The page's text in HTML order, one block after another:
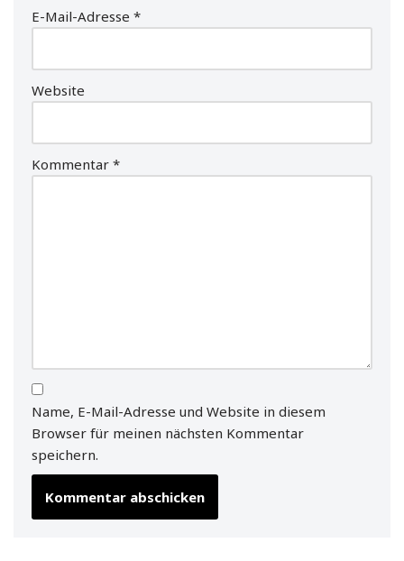
E-Mail-Adresse *
Website
Kommentar *
Name, E-Mail-Adresse und Website in diesem
Browser für meinen nächsten Kommentar
speichern.